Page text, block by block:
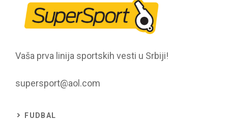
Vaša prva linija sportskih vesti u Srbiji!
supersport@aol.com
FUDBAL